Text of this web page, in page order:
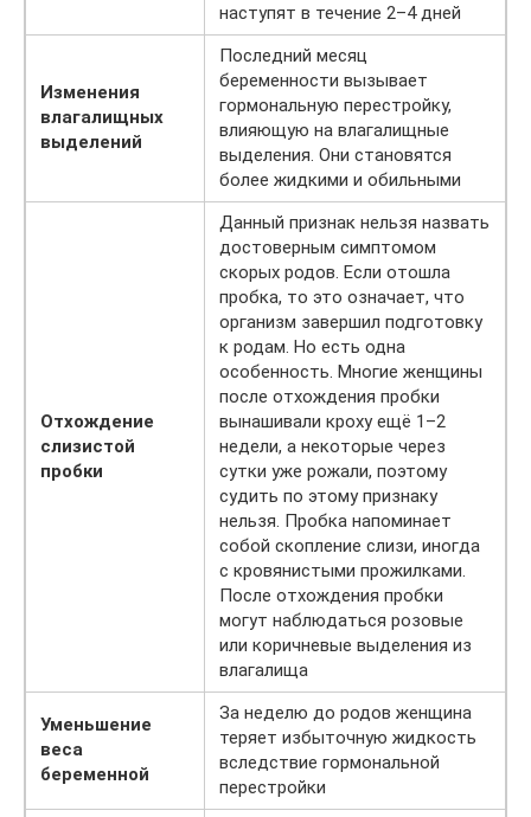
наступят в течение 2–4 дней
Изменения
влагалищных
выделений
Последний месяц
беременности вызывает
гормональную перестройку,
влияющую на влагалищные
выделения. Они становятся
более жидкими и обильными
Отхождение
слизистой
пробки
Данный признак нельзя назвать
достоверным симптомом
скорых родов. Если отошла
пробка, то это означает, что
организм завершил подготовку
к родам. Но есть одна
особенность. Многие женщины
после отхождения пробки
вынашивали кроху ещё 1–2
недели, а некоторые через
сутки уже рожали, поэтому
судить по этому признаку
нельзя. Пробка напоминает
собой скопление слизи, иногда
с кровянистыми прожилками.
После отхождения пробки
могут наблюдаться розовые
или коричневые выделения из
влагалища
Уменьшение
веса
беременной
За неделю до родов женщина
теряет избыточную жидкость
вследствие гормональной
перестройки